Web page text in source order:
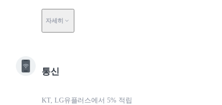
자세히
통신
KT, LG유플러스에서 5% 적립